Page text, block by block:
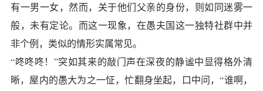
有一男一女，然而，关于他们父亲的身份，则如同迷雾一
般，未有定论。而这一现象，在愚夫国这一独特社群中并
非个例，类似的情形实属常见。
“咚咚咚！”突如其来的敲门声在深夜的静谧中显得格外清
晰，屋内的愚大为之一怔，忙翻身坐起，口中问，“谁啊，